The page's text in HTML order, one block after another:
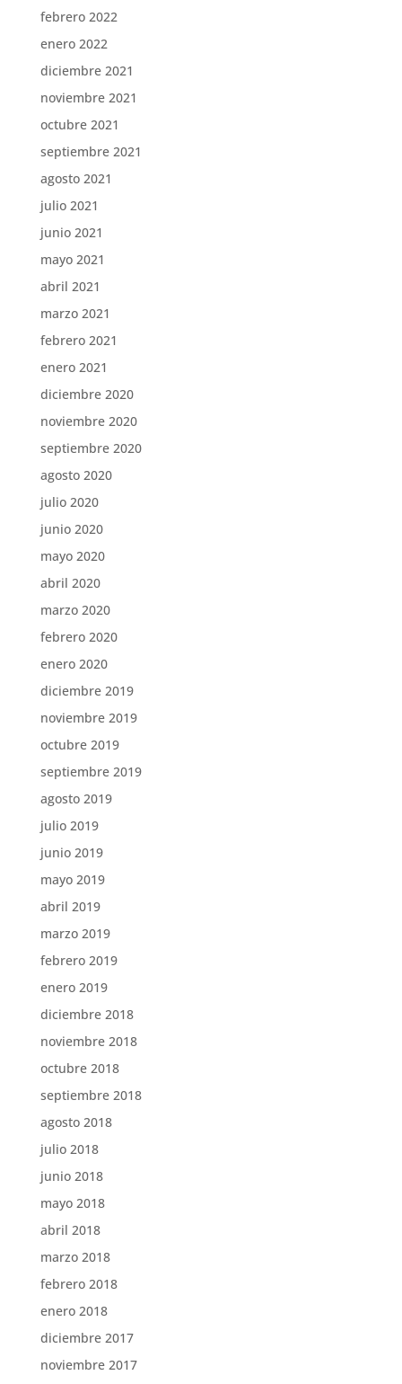
febrero 2022
enero 2022
diciembre 2021
noviembre 2021
octubre 2021
septiembre 2021
agosto 2021
julio 2021
junio 2021
mayo 2021
abril 2021
marzo 2021
febrero 2021
enero 2021
diciembre 2020
noviembre 2020
septiembre 2020
agosto 2020
julio 2020
junio 2020
mayo 2020
abril 2020
marzo 2020
febrero 2020
enero 2020
diciembre 2019
noviembre 2019
octubre 2019
septiembre 2019
agosto 2019
julio 2019
junio 2019
mayo 2019
abril 2019
marzo 2019
febrero 2019
enero 2019
diciembre 2018
noviembre 2018
octubre 2018
septiembre 2018
agosto 2018
julio 2018
junio 2018
mayo 2018
abril 2018
marzo 2018
febrero 2018
enero 2018
diciembre 2017
noviembre 2017